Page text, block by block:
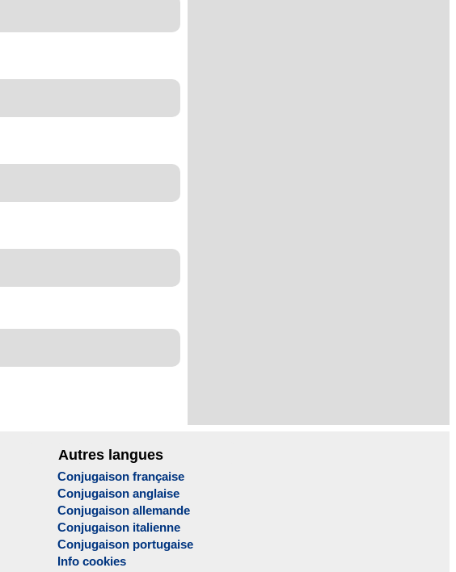
Autres langues
Conjugaison française
Conjugaison anglaise
Conjugaison allemande
Conjugaison italienne
Conjugaison portugaise
Info cookies